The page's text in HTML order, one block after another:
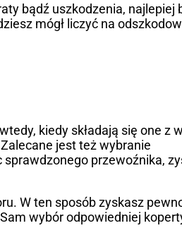
bądź uszkodzenia, najlepiej
mógł liczyć na
kiedy składają się one z
jest też wybranie
przewoźnika,
W ten sposób zyskasz
wybór odpowiedniej